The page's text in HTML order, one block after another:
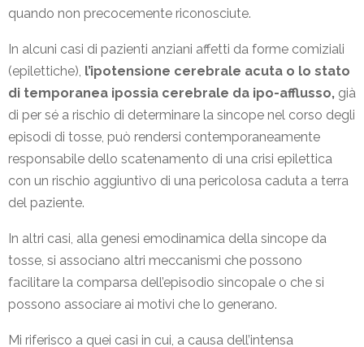
quando non precocemente riconosciute.
In alcuni casi di pazienti anziani affetti da forme comiziali
(epilettiche), l’ipotensione cerebrale acuta o lo stato
di temporanea ipossia cerebrale da ipo-afflusso, già
di per sé a rischio di determinare la sincope nel corso degli
episodi di tosse, può rendersi contemporaneamente
responsabile dello scatenamento di una crisi epilettica
con un rischio aggiuntivo di una pericolosa caduta a terra
del paziente.
In altri casi, alla genesi emodinamica della sincope da
tosse, si associano altri meccanismi che possono
facilitare la comparsa dell’episodio sincopale o che si
possono associare ai motivi che lo generano.
Mi riferisco a quei casi in cui, a causa dell’intensa